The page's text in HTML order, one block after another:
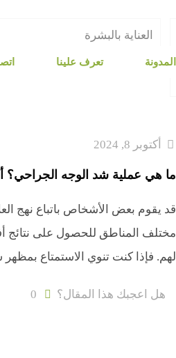
المدونة تعرف علينا
العناية بالبشرة
أكتوبر 8, 2024
ما هي عملية شد الوجه الجراحي؟
قد يقوم بعض الأشخاص باتباع نهج
مختلف المناطق للحصول على نتائج
لهم. فإذا كنت تنوي الاستمتاع
هل اعجبك هذا المقال؟ 0